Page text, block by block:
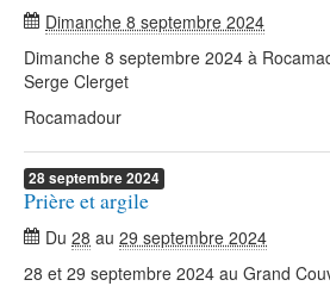
Dimanche 8 septembre 2024
Dimanche 8 septembre 2024 à
Serge Clerget
Rocamadour
28septembre2024
Prière et argile
Du 28 au 29 septembre 2024
28 et 29 septembre 2024 au Grand